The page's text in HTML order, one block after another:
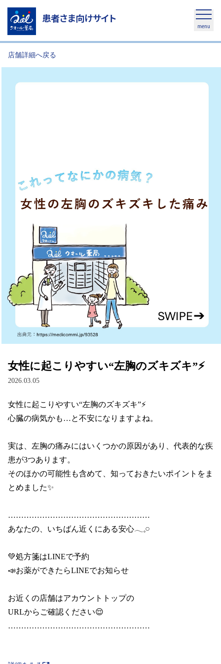
患者さま向けサイト
menu
店舗詳細へ戻る
女性に起こりやすい“左胸のズキズキ”⚡
2026.03.05
女性に起こりやすい“左胸のズキズキ”⚡
心臓の病気かも…と不安になりますよね。
実は、左胸の痛みにはいくつかの原因があり、代表的な疾
患が3つあります。
そのほかの可能性も含めて、知っておきたいポイントをま
とめました✨
………………………………………………
あなたの、いちばん近くにある安心𓂃𓈒𓏸
💚処方箋はLINEで予約
📣お薬ができたらLINEでお知らせ
お近くの店舗はアカウントトップの
URLからご確認ください😌
………………………………………………